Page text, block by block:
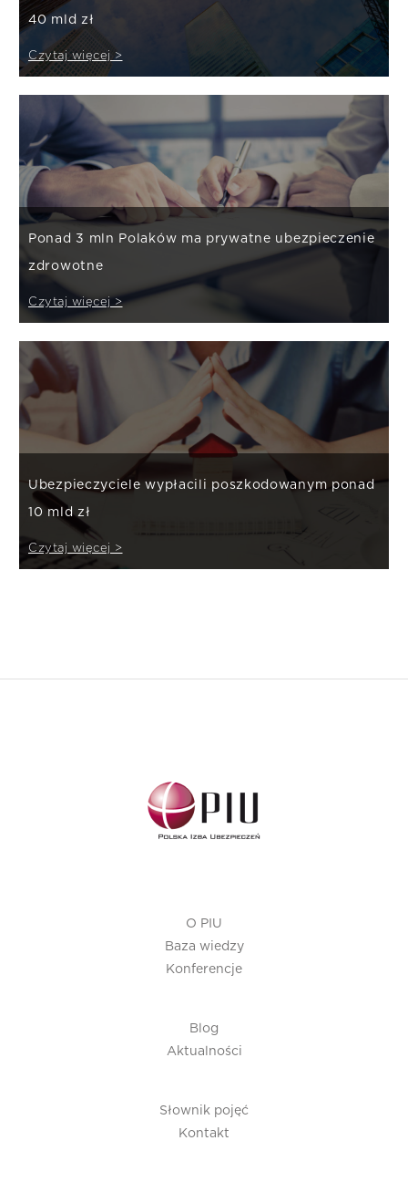
40 mld zł
Czytaj więcej >
Ponad 3 mln Polaków ma prywatne ubezpieczenie
zdrowotne
Czytaj więcej >
Ubezpieczyciele wypłacili poszkodowanym ponad
10 mld zł
Czytaj więcej >
O PIU
Baza wiedzy
Konferencje
Blog
Aktualności
Słownik pojęć
Kontakt